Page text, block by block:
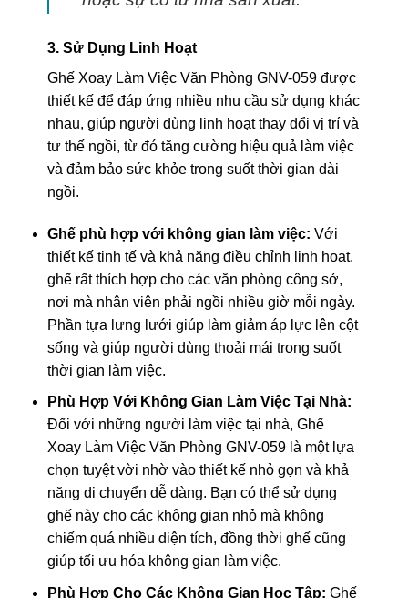
3. Sử Dụng Linh Hoạt
Ghế Xoay Làm Việc Văn Phòng GNV-059 được
thiết kế để đáp ứng nhiều nhu cầu sử dụng khác
nhau, giúp người dùng linh hoạt thay đổi vị trí và
tư thế ngồi, từ đó tăng cường hiệu quả làm việc
và đảm bảo sức khỏe trong suốt thời gian dài
ngồi.
Ghế phù hợp với không gian làm việc: Với
thiết kế tinh tế và khả năng điều chỉnh linh hoạt,
ghế rất thích hợp cho các văn phòng công sở,
nơi mà nhân viên phải ngồi nhiều giờ mỗi ngày.
Phần tựa lưng lưới giúp làm giảm áp lực lên cột
sống và giúp người dùng thoải mái trong suốt
thời gian làm việc.
Phù Hợp Với Không Gian Làm Việc Tại Nhà:
Đối với những người làm việc tại nhà, Ghế
Xoay Làm Việc Văn Phòng GNV-059 là một lựa
chọn tuyệt vời nhờ vào thiết kế nhỏ gọn và khả
năng di chuyển dễ dàng. Bạn có thể sử dụng
ghế này cho các không gian nhỏ mà không
chiếm quá nhiều diện tích, đồng thời ghế cũng
giúp tối ưu hóa không gian làm việc.
Phù Hợp Cho Các Không Gian Học Tập: Ghế